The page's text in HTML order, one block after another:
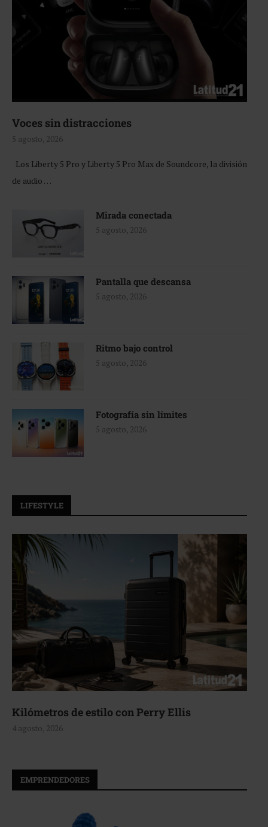
Voces sin distracciones
5 agosto, 2026
Los Liberty 5 Pro y Liberty 5 Pro Max de Soundcore, la división
de audio …
Mirada conectada
5 agosto, 2026
Pantalla que descansa
5 agosto, 2026
Ritmo bajo control
5 agosto, 2026
Fotografía sin límites
5 agosto, 2026
LIFESTYLE
Kilómetros de estilo con Perry Ellis
4 agosto, 2026
EMPRENDEDORES